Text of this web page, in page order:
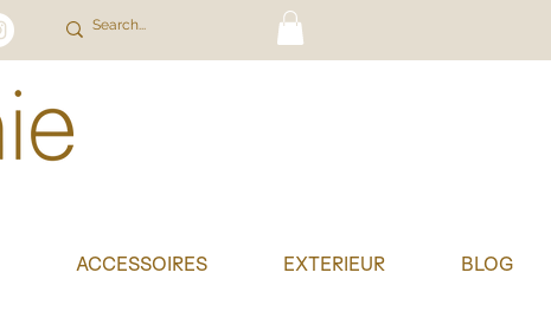
ACCESSOIRES EXTERIEUR BLOG